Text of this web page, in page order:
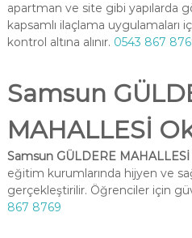
apartman ve site gibi yapılarda
kapsamlı ilaçlama uygulamaları
kontrol altına alınır. 0543 867
Samsun
MAHALLESİ
Samsun GÜLDERE
eğitim kurumlarında hijyen ve
gerçekleştirilir. Öğrenciler için
867 8769